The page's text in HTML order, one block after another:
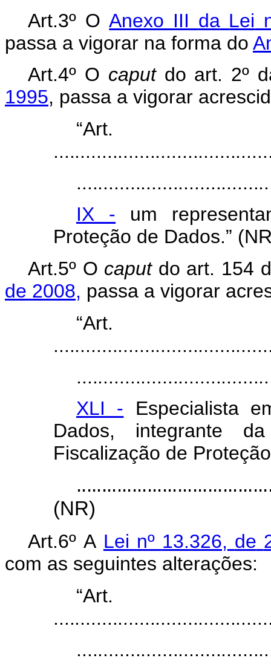
Art.3º O Anexo III da Lei
passa a vigorar na forma do
Art.4º O caput do art. 2º
1995, passa a vigorar
“Art.
IX - um
Proteção de Dados.”
Art.5º O caput do art. 154
de 2008, passa a vigorar
“Art.
XLI - Especialista
Dados, integrante
Fiscalização de
(NR)
Art.6º A Lei nº 13.326, de
com as seguintes alterações:
“Art.